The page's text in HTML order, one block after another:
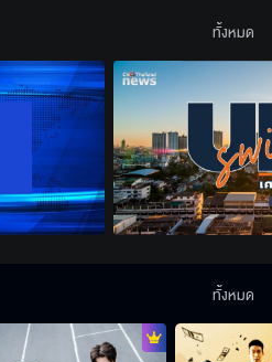
ทั้งหมด
ทั้งหมด